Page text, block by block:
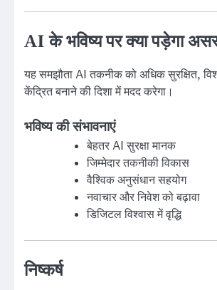
AI के भविष्य पर क्या पड़ेगा
यह समझौता AI तकनीक को अधिक सुरक्षित,
केंद्रित बनाने की दिशा में मदद करेगा।
भविष्य की संभावनाएं
बेहतर AI सुरक्षा मानक
जिम्मेदार तकनीकी विकास
वैश्विक अनुसंधान सहयोग
नवाचार और निवेश को बढ़ावा
डिजिटल विश्वास में वृद्धि
निष्कर्ष